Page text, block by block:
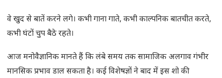
वे खुद से बातें करने लगे। कभी गाना गाते, कभी काल्पनिक बातचीत करते,
कभी घंटों चुप बैठे रहते।
आज मनोवैज्ञानिक मानते हैं कि लंबे समय तक सामाजिक अलगाव गंभीर
मानसिक प्रभाव डाल सकता है। कई विशेषज्ञों ने बाद में इस शो की